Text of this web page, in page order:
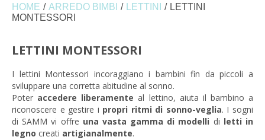
HOME / ARREDO BIMBI / LETTINI / LETTINI
MONTESSORI
LETTINI MONTESSORI
I lettini Montessori incoraggiano i bambini fin da piccoli a
sviluppare una corretta abitudine al sonno.
Poter accedere liberamente al lettino, aiuta il bambino a
riconoscere e gestire i propri ritmi di sonno-veglia. I sogni
di SAMM vi offre una vasta gamma di modelli di letti in
legno creati artigianalmente.